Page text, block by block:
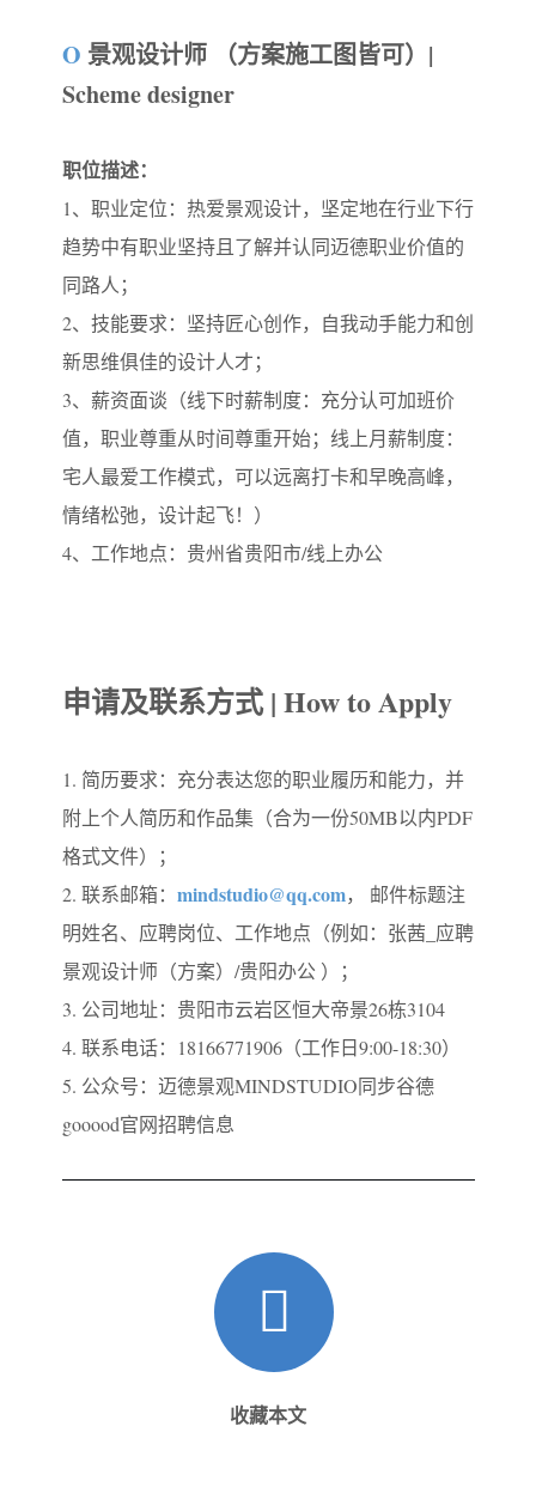
O 景观设计师 （方案施工图皆可）|
Scheme designer
职位描述：
1、职业定位：热爱景观设计，坚定地在行业下行
趋势中有职业坚持且了解并认同迈德职业价值的
同路人；
2、技能要求：坚持匠心创作，自我动手能力和创
新思维俱佳的设计人才；
3、薪资面谈（线下时薪制度：充分认可加班价
值，职业尊重从时间尊重开始；线上月薪制度：
宅人最爱工作模式，可以远离打卡和早晚高峰，
情绪松弛，设计起飞！）
4、工作地点：贵州省贵阳市/线上办公
申请及联系方式 | How to Apply
1. 简历要求：充分表达您的职业履历和能力，并
附上个人简历和作品集（合为一份50MB以内PDF
格式文件）；
2. 联系邮箱： mindstudio@qq.com， 邮件标题注
明姓名、应聘岗位、工作地点（例如：张茜_应聘
景观设计师（方案）/贵阳办公 ）；
3. 公司地址：贵阳市云岩区恒大帝景26栋3104
4. 联系电话：18166771906（工作日9:00-18:30）
5. 公众号：迈德景观MINDSTUDIO同步谷德
gooood官网招聘信息
收藏本文